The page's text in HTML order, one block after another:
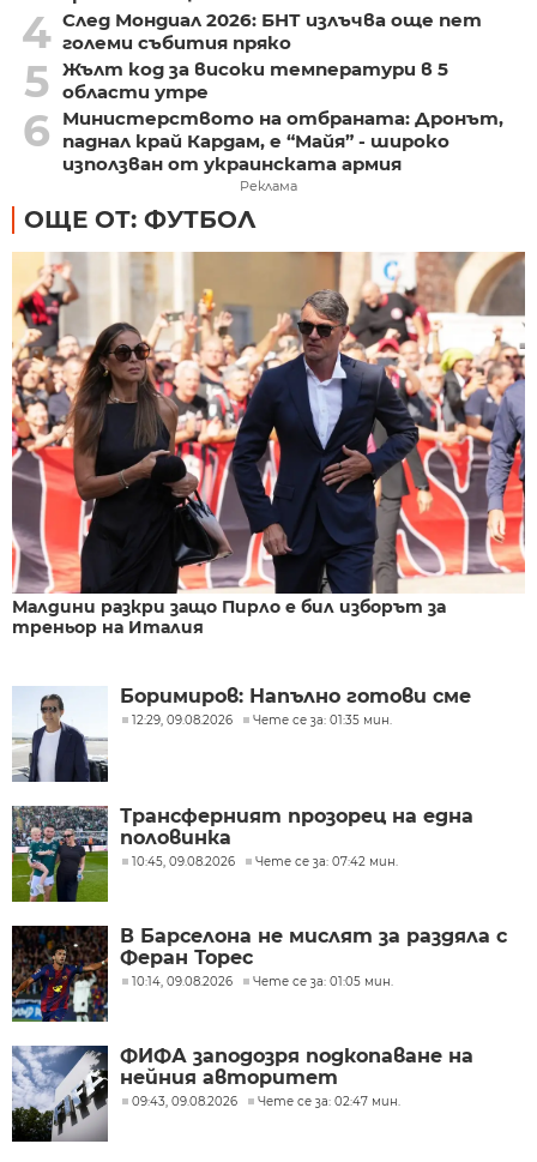
4 След Мондиал 2026: БНТ излъчва още пет
големи събития пряко
5 Жълт код за високи температури в 5
области утре
6
Министерството на отбраната: Дронът,
паднал край Кардам, е “Майя” - широко
използван от украинската армия
Реклама
ОЩЕ ОТ: ФУТБОЛ
Малдини разкри защо Пирло е бил изборът за
треньор на Италия
Боримиров: Напълно готови сме
12:29, 09.08.2026 Чете се за: 01:35 мин.
Трансферният прозорец на една
половинка
10:45, 09.08.2026 Чете се за: 07:42 мин.
В Барселона не мислят за раздяла с
Феран Торес
10:14, 09.08.2026 Чете се за: 01:05 мин.
ФИФА заподозря подкопаване на
нейния авторитет
09:43, 09.08.2026 Чете се за: 02:47 мин.